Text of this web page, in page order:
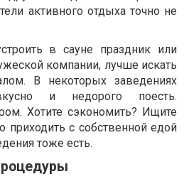
активного отдыха точно не
в сауне праздник или
компании, лучше искать
В некоторых заведениях
и недорого поесть.
Хотите сэкономить? Ищите
приходить с собственной едой
тоже есть.